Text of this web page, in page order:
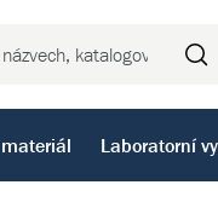
Laboratorní